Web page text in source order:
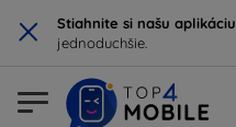
× Stiahnite si našu aplikáciu
jednoduchšie.